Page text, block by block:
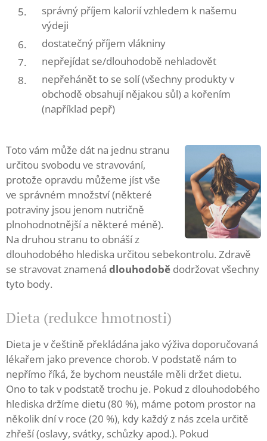
správný příjem kalorií vzhledem k našemu
výdeji
dostatečný příjem vlákniny
nepřejídat se/dlouhodobě nehladovět
nepřehánět to se solí (všechny produkty v
obchodě obsahují nějakou sůl) a kořením
(například pepř)
Toto vám může dát na jednu stranu
určitou svobodu ve stravování,
protože opravdu můžeme jíst vše
ve správném množství (některé
potraviny jsou jenom nutričně
plnohodnotnější a některé méně).
Na druhou stranu to obnáší z
dlouhodobého hlediska určitou sebekontrolu. Zdravě
se stravovat znamená dlouhodobě dodržovat všechny
tyto body.
Dieta (redukce hmotnosti)
Dieta je v češtině překládána jako výživa doporučovaná
lékařem jako prevence chorob. V podstatě nám to
nepřímo říká, že bychom neustále měli držet dietu.
Ono to tak v podstatě trochu je. Pokud z dlouhodobého
hlediska držíme dietu (80 %), máme potom prostor na
několik dní v roce (20 %), kdy každý z nás zcela určitě
zhřeší (oslavy, svátky, schůzky apod.). Pokud